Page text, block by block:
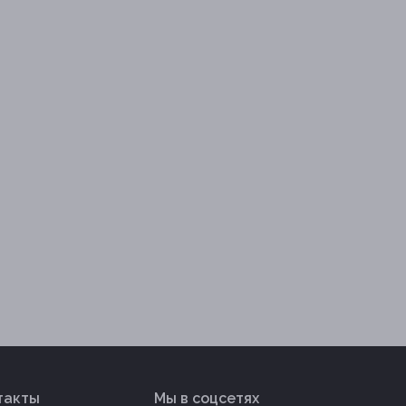
Мы в соцсетях